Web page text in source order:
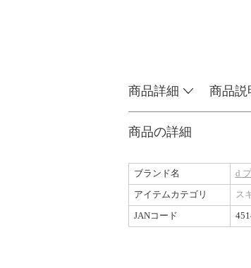
商品詳細 商品説
商品の詳細
ブランド名
d
アイテムカテゴリ
ス
JANコード